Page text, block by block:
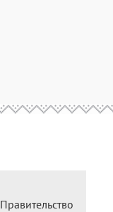
Правительство